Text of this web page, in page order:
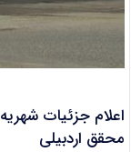
محقق اردبیلی